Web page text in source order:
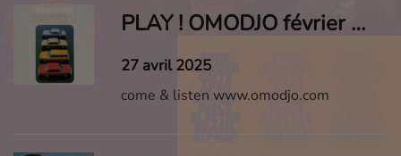
PLAY ! OMODJO février mars 2025
27 avril 2025
come & listen www.omodjo.com